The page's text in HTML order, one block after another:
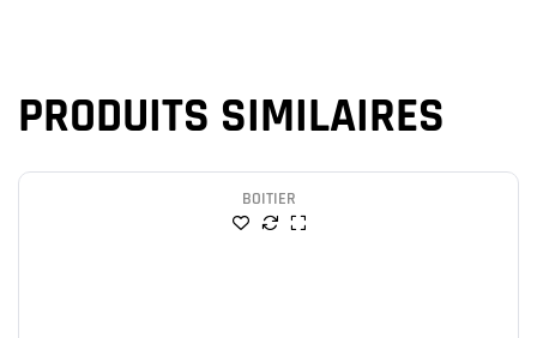
PRODUITS SIMILAIRES
BOITIER